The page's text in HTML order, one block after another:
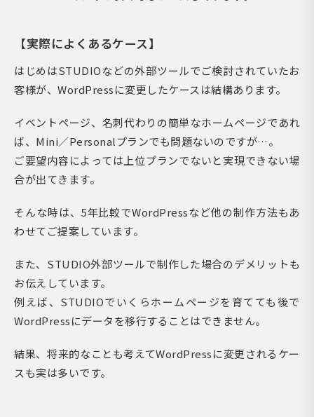
【実際によくあるケース】
はじめはSTUDIOなどの外部ツールでご検討されていたお
客様が、WordPressに変更したケースは結構あります。
イベントページ、名刺代わりの簡単なホームページであれ
ば、Mini／Personalプランでも問題ないのですが…。
ご要望内容によっては上位プランでないと実現できない場
合が出てきます。
そんな時は、5年比較でWordPressなど他の制作方法もあ
わせてご提案しています。
また、STUDIO外部ツールで制作した場合のデメリットも
お伝えしています。
例えば、STUDIOでいくらホームページを育てても後で
WordPressにデータを移行することはできません。
結果、将来的なことも考えてWordPressに変更されるケー
スも実は多いです。